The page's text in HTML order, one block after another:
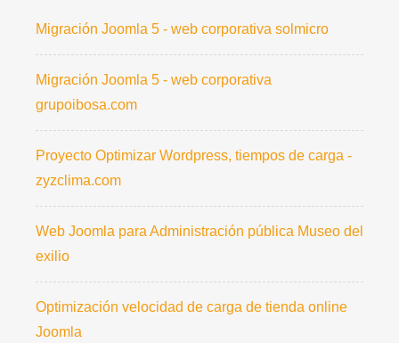
Migración Joomla 5 - web corporativa solmicro
Migración Joomla 5 - web corporativa
grupoibosa.com
Proyecto Optimizar Wordpress, tiempos de carga -
zyzclima.com
Web Joomla para Administración pública Museo del
exilio
Optimización velocidad de carga de tienda online
Joomla